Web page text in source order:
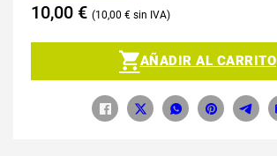
10,00 € 10,00 €
AÑADIR AL CARRITO